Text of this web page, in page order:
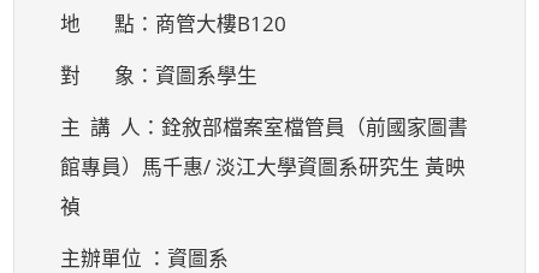
地 點：商管大樓B120
對 象：資圖系學生
主 講 人：銓敘部檔案室檔管員（前國家圖書
館專員）馬千惠/ 淡江大學資圖系研究生 黃映
禎
主辦單位 ：資圖系